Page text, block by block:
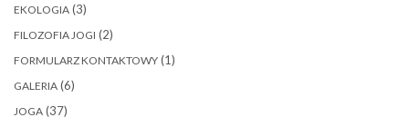
EKOLOGIA (3)
FILOZOFIA JOGI (2)
FORMULARZ KONTAKTOWY (1)
GALERIA (6)
JOGA (37)